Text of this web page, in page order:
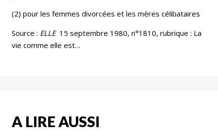
(2) pour les femmes divorcées et les mères célibataires
Source : ELLE15 septembre 1980, n°1810, rubrique : La
vie comme elle est…
A LIRE AUSSI